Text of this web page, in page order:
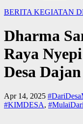
BERITA KEGIATAN
Dharma
Raya
Desa
Apr 14, 2025
#KIMDESA,